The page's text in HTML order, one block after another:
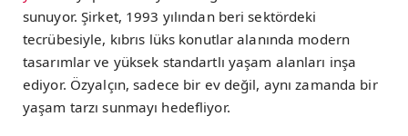
sunuyor. Şirket, 1993 yılından beri sektördeki
tecrübesiyle, kıbrıs lüks konutlar alanında modern
tasarımlar ve yüksek standartlı yaşam alanları inşa
ediyor. Özyalçın, sadece bir ev değil, aynı zamanda bir
yaşam tarzı sunmayı hedefliyor.